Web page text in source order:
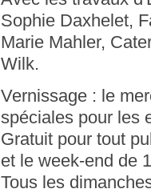
Sophie Daxhelet,
Marie Mahler,
Wilk.
Vernissage : le
spéciales pour les
Gratuit pour tout
et le week-end de
Tous les